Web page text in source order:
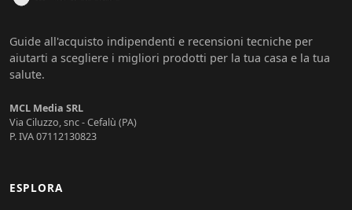
Guide all'acquisto indipendenti e recensioni tecniche per
aiutarti a scegliere i migliori prodotti per la tua casa e la tua
salute.
MCL Media SRL
Via Ciluzzo, snc - Cefalù (PA)
P. IVA 07112130823
ESPLORA